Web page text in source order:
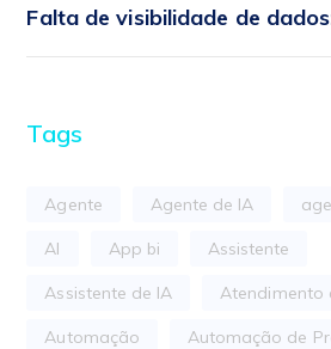
Falta de visibilidade de
Tags
Agente Agente de IA
AI App bi Assistente
Assistente de IA Atendimento
Automação Automação de